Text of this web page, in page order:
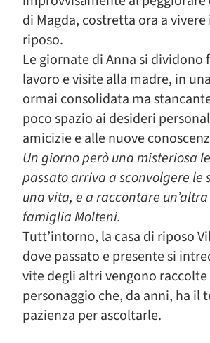
di Magda, costretta ora a vivere
riposo.
Le giornate di Anna si dividono
lavoro e visite alla madre, in
ormai consolidata ma
poco spazio ai desideri
amicizie e alle nuove
Un giorno però una misteriosa
passato arriva a sconvolgere le
una vita, e a raccontare
famiglia Molteni.
Tutt’intorno, la casa di riposo
dove passato e presente si
vite degli altri vengono raccolte
personaggio che, da anni, ha il
pazienza per ascoltarle.